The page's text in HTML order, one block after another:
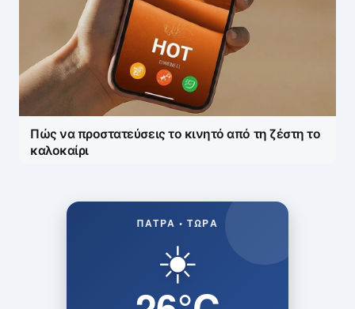
Πώς να προστατεύσεις το κινητό από τη ζέστη το
καλοκαίρι
ΠΆΤΡΑ • ΤΏΡΑ
☀️